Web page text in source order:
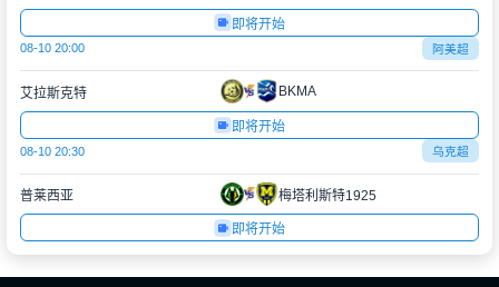
即将开始
08-10 20:00 阿美超
艾拉斯克特 BKMA
即将开始
08-10 20:30 乌克超
普莱西亚 梅塔利斯特1925
即将开始